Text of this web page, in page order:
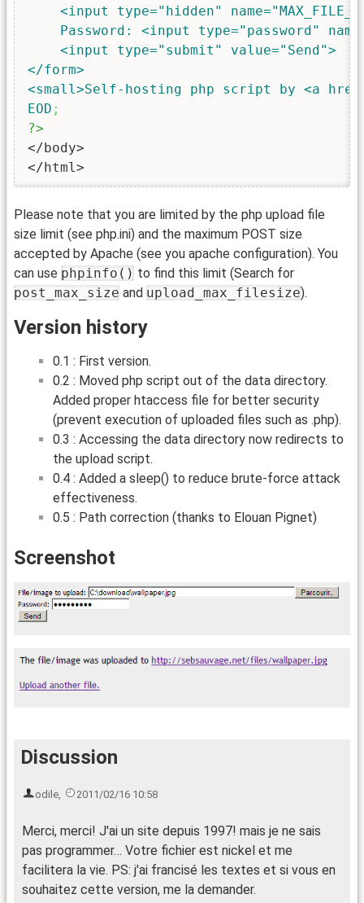
<input type="hidden"
Password: <input type="password"
    <input type="submit" value="Send">
</form>
<small>Self-hosting php script by <a
EOD ;
?>
</body>
</html>
Please note that you are limited by the php upload file
size limit (see php.ini) and the maximum POST size
accepted by Apache (see you apache configuration). You
can use phpinfo() to find this limit (Search for
post_max_size and upload_max_filesize).
Version history
0.1 : First version.
0.2 : Moved php script out of the data directory.
Added proper htaccess file for better security
(prevent execution of uploaded files such as .php).
0.3 : Accessing the data directory now redirects to
the upload script.
0.4 : Added a sleep() to reduce brute-force attack
effectiveness.
0.5 : Path correction (thanks to Elouan Pignet)
Screenshot
Discussion
odile, 2011/02/16 10:58
Merci, merci! J'ai un site depuis 1997! mais je ne sais
pas programmer… Votre fichier est nickel et me
facilitera la vie. PS: j'ai francisé les textes et si vous en
souhaitez cette version, me la demander.